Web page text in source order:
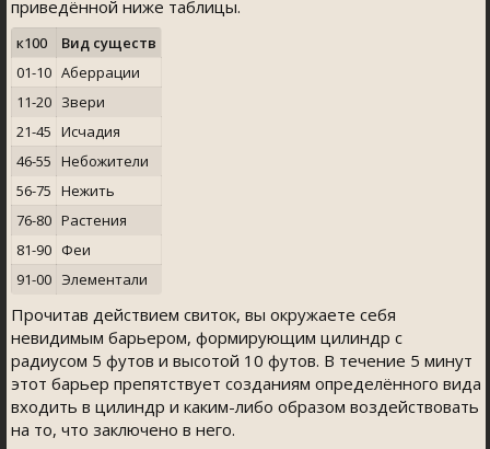
приведённой ниже таблицы.
к100
Вид существ
01-10 Аберрации
11-20 Звери
21-45 Исчадия
46-55 Небожители
56-75 Нежить
76-80 Растения
81-90 Феи
91-00 Элементали
Прочитав действием свиток, вы окружаете себя
невидимым барьером, формирующим цилиндр с
радиусом 5 футов и высотой 10 футов. В течение 5 минут
этот барьер препятствует созданиям определённого вида
входить в цилиндр и каким-либо образом воздействовать
на то, что заключено в него.